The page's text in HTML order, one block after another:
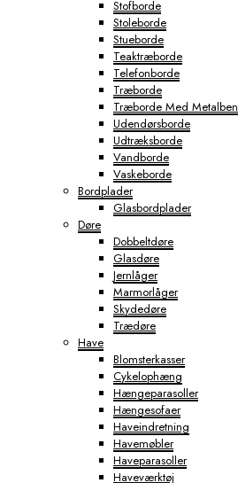
Stofborde
Stoleborde
Stueborde
Teaktræborde
Telefonborde
Træborde
Træborde Med Metalben
Udendørsborde
Udtræksborde
Vandborde
Vaskeborde
Bordplader
Glasbordplader
Døre
Dobbeltdøre
Glasdøre
Jernlåger
Marmorlåger
Skydedøre
Trædøre
Have
Blomsterkasser
Cykelophæng
Hængeparasoller
Hængesofaer
Haveindretning
Havemøbler
Haveparasoller
Haveværktøj